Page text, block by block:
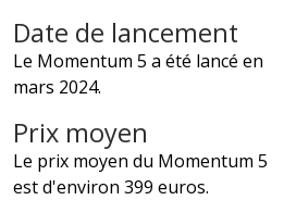
Date de lancement
Le Momentum 5 a été lancé en
mars 2024.
Prix moyen
Le prix moyen du Momentum 5
est d'environ 399 euros.